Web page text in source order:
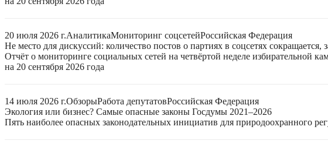
20 июля 2026 г.АналитикаМониторинг соцсетейРоссийская Федерация
Не место для дискуссий: количество постов о партиях в соцсетях
Отчёт о мониторинге социальных сетей на четвёртой неделе избирательной
на 20 сентября 2026 года
14 июля 2026 г.ОбзорыРабота депутатовРоссийская Федерация
Экология или бизнес? Самые опасные законы Госдумы 2021–2026
Пять наиболее опасных законодательных инициатив для природоохранного